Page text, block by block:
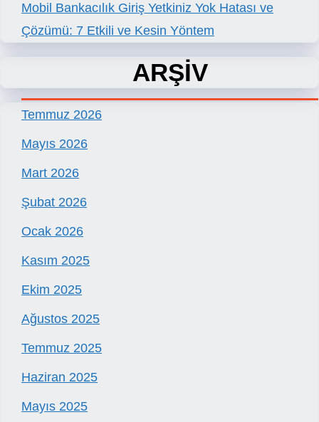
Mobil Bankacılık Giriş Yetkiniz Yok Hatası ve
Çözümü: 7 Etkili ve Kesin Yöntem
ARŞİV
Temmuz 2026
Mayıs 2026
Mart 2026
Şubat 2026
Ocak 2026
Kasım 2025
Ekim 2025
Ağustos 2025
Temmuz 2025
Haziran 2025
Mayıs 2025